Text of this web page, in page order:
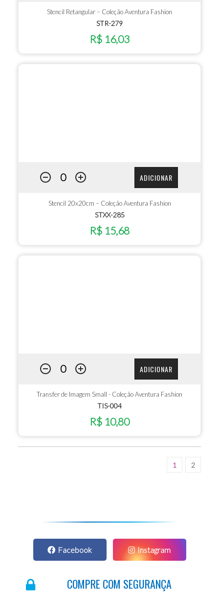
Stencil Retangular – Coleção Aventura Fashion
STR-279
R$ 16,03
ADICIONAR
Stencil 20x20cm – Coleção Aventura Fashion
STXX-285
R$ 15,68
ADICIONAR
Transfer de Imagem Small - Coleção Aventura Fashion
TIS-004
R$ 10,80
1 2
Facebook Instagram
COMPRE COM SEGURANÇA